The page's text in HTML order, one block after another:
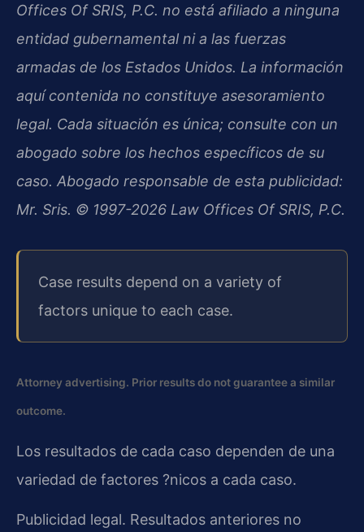
Offices Of SRIS, P.C. no está afiliado a ninguna
entidad gubernamental ni a las fuerzas
armadas de los Estados Unidos. La información
aquí contenida no constituye asesoramiento
legal. Cada situación es única; consulte con un
abogado sobre los hechos específicos de su
caso. Abogado responsable de esta publicidad:
Mr. Sris. © 1997-2026 Law Offices Of SRIS, P.C.
Case results depend on a variety of
factors unique to each case.
Attorney advertising. Prior results do not guarantee a similar
outcome.
Los resultados de cada caso dependen de una
variedad de factores ?nicos a cada caso.
Publicidad legal. Resultados anteriores no